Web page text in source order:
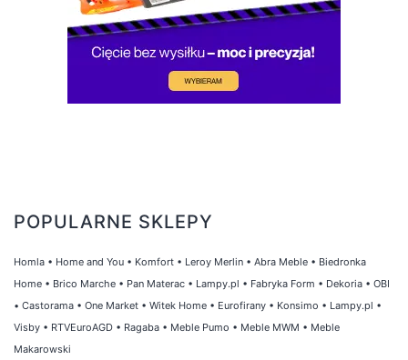
POPULARNE SKLEPY
Homla • Home and You • Komfort • Leroy Merlin • Abra Meble • Biedronka
Home • Brico Marche • Pan Materac • Lampy.pl • Fabryka Form • Dekoria • OBI
• Castorama • One Market • Witek Home • Eurofirany • Konsimo • Lampy.pl •
Visby • RTVEuroAGD • Ragaba • Meble Pumo • Meble MWM • Meble
Makarowski